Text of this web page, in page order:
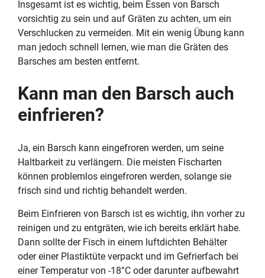
Insgesamt ist es wichtig, beim Essen von Barsch
vorsichtig zu sein und auf Gräten zu achten, um ein
Verschlucken zu vermeiden. Mit ein wenig Übung kann
man jedoch schnell lernen, wie man die Gräten des
Barsches am besten entfernt.
Kann man den Barsch auch
einfrieren?
Ja, ein Barsch kann eingefroren werden, um seine
Haltbarkeit zu verlängern. Die meisten Fischarten
können problemlos eingefroren werden, solange sie
frisch sind und richtig behandelt werden.
Beim Einfrieren von Barsch ist es wichtig, ihn vorher zu
reinigen und zu entgräten, wie ich bereits erklärt habe.
Dann sollte der Fisch in einem luftdichten Behälter
oder einer Plastiktüte verpackt und im Gefrierfach bei
einer Temperatur von -18°C oder darunter aufbewahrt